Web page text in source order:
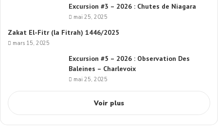
Excursion #3 – 2026 : Chutes de Niagara
mai 25, 2025
Zakat El-Fitr (la Fitrah) 1446/2025
mars 15, 2025
Excursion #5 – 2026 : Observation Des
Baleines – Charlevoix
mai 25, 2025
Voir plus